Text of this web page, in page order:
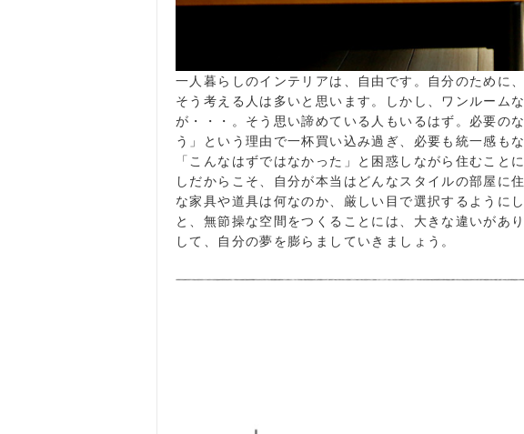
一人暮らしのインテリアは、自由です。自分のために
そう考える人は多いと思います。しかし、ワンルーム
が・・・。そう思い諦めている人もいるはず。必要の
う」という理由で一杯買い込み過ぎ、必要も統一感も
「こんなはずではなかった」と困惑しながら住むこと
しだからこそ、自分が本当はどんなスタイルの部屋に
な家具や道具は何なのか、厳しい目で選択するように
と、無節操な空間をつくることには、大きな違いがあ
して、自分の夢を膨らましていきましょう。